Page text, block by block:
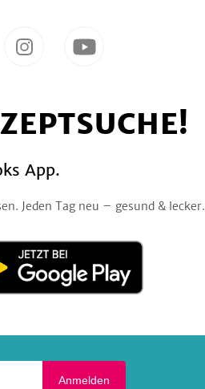
Folge
Instagram
Folge
YouTube
App.
Jeden Tag neu – gesund & lecker.
Anmelden